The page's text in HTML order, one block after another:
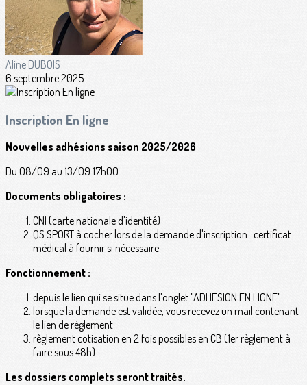
Aline DUBOIS
6 septembre 2025
Inscription En ligne
Nouvelles adhésions saison 2025/2026
Du 08/09 au 13/09 17h00
Documents obligatoires :
CNI (carte nationale d'identité)
QS SPORT à cocher lors de la demande d'inscription : certificat
médical à fournir si nécessaire
Fonctionnement :
depuis le lien qui se situe dans l'onglet "ADHESION EN LIGNE"
lorsque la demande est validée, vous recevez un mail contenant
le lien de règlement
règlement cotisation en 2 fois possibles en CB (1er règlement à
faire sous 48h)
Les dossiers complets seront traités.